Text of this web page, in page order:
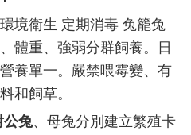
環境衛生 定期消毒 兔籠兔
體重、強弱分群飼養。日
養單一。嚴禁喂霉變、有
和飼草。
公兔、母兔分別建立繁殖卡